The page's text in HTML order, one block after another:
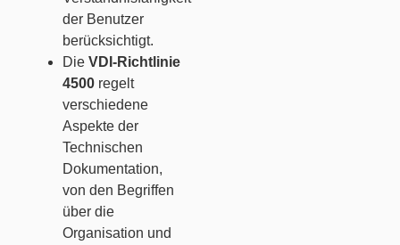
der Benutzer
berücksichtigt.
Die VDI-Richtlinie
4500 regelt
verschiedene
Aspekte der
Technischen
Dokumentation,
von den Begriffen
über die
Organisation und